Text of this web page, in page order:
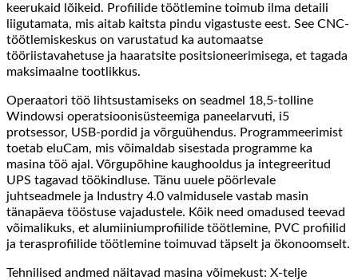
keerukaid lõikeid. Profiilide töötlemine toimub ilma detaili
liigutamata, mis aitab kaitsta pindu vigastuste eest. See CNC-
töötlemiskeskus on varustatud ka automaatse
tööriistavahetuse ja haaratsite positsioneerimisega, et tagada
maksimaalne tootlikkus.
Operaatori töö lihtsustamiseks on seadmel 18,5-tolline
Windowsi operatsioonisüsteemiga paneelarvuti, i5
protsessor, USB-pordid ja võrguühendus. Programmeerimist
toetab eluCam, mis võimaldab sisestada programme ka
masina töö ajal. Võrgupõhine kaughooldus ja integreeritud
UPS tagavad töökindluse. Tänu uuele pöörlevale
juhtseadmele ja Industry 4.0 valmidusele vastab masin
tänapäeva tööstuse vajadustele. Kõik need omadused teevad
võimalikuks, et alumiiniumprofiilide töötlemine, PVC profiilid
ja terasprofiilide töötlemine toimuvad täpselt ja ökonoomselt.
Tehnilised andmed näitavad masina võimekust: X-telje